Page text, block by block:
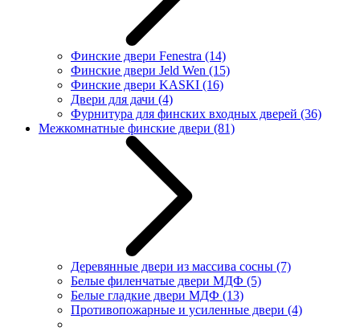
Финские двери Fenestra (14)
Финские двери Jeld Wen (15)
Финские двери KASKI (16)
Двери для дачи (4)
Фурнитура для финских входных дверей (36)
Межкомнатные финские двери (81)
Деревянные двери из массива сосны (7)
Белые филенчатые двери МДФ (5)
Белые гладкие двери МДФ (13)
Противопожарные и усиленные двери (4)